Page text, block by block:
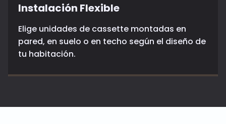
Instalación Flexible
Elige unidades de cassette montadas en
pared, en suelo o en techo según el diseño de
tu habitación.